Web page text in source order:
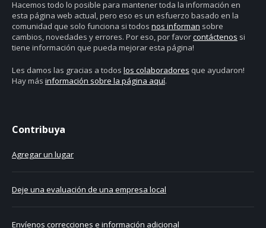
Hacemos todo lo posible para mantener toda la información en
esta página web actual, pero eso es un esfuerzo basado en la
comunidad que solo funciona si todos nos informan sobre
cambios, novedades y errores. Por eso, por favorcontáctenos si
tiene información que pueda mejorar esta página!
Les damos las gracias a todos los colaboradores que ayudaron!
Hay más información sobre la página aquí.
Contribuya
Agregar un lugar
Deje una evaluación de una empresa local
Envíenos correcciones e información adicional